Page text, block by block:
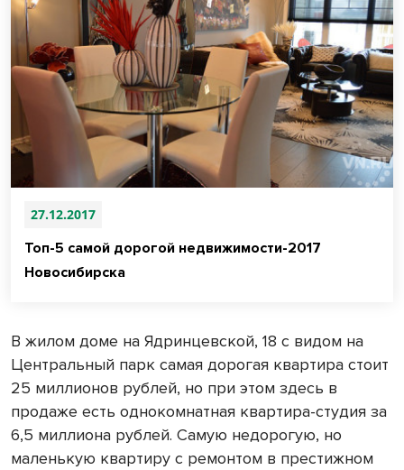
27.12.2017
Топ-5 самой дорогой недвижимости-2017
Новосибирска
В жилом доме на Ядринцевской, 18 с видом на
Центральный парк самая дорогая квартира стоит
25 миллионов рублей, но при этом здесь в
продаже есть однокомнатная квартира-студия за
6,5 миллиона рублей. Самую недорогую, но
маленькую квартиру с ремонтом в престижном